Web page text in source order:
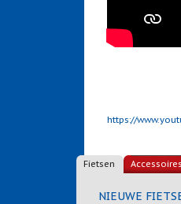
https://
Fietsen Accessoires
NIEUWE